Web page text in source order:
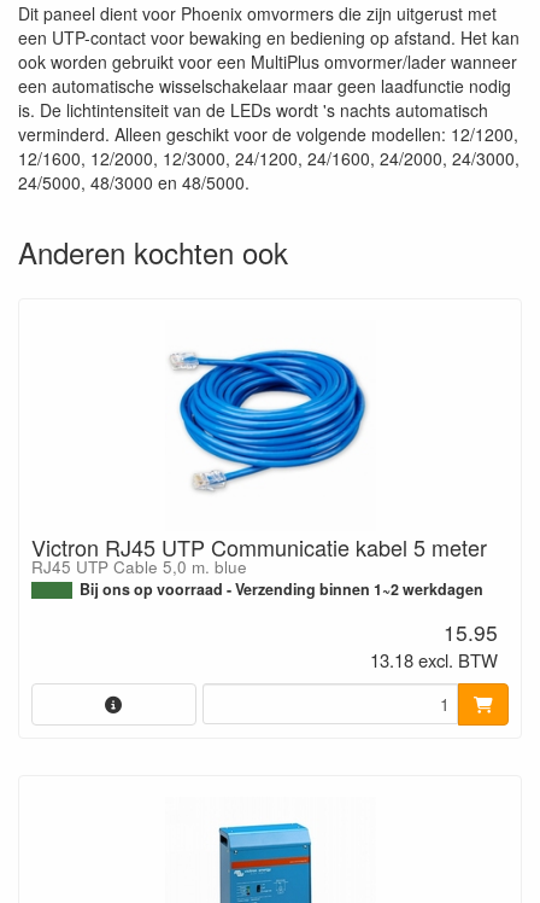
Dit paneel dient voor Phoenix omvormers die zijn uitgerust met
een UTP-contact voor bewaking en bediening op afstand. Het kan
ook worden gebruikt voor een MultiPlus omvormer/lader wanneer
een automatische wisselschakelaar maar geen laadfunctie nodig
is. De lichtintensiteit van de LEDs wordt 's nachts automatisch
verminderd. Alleen geschikt voor de volgende modellen: 12/1200,
12/1600, 12/2000, 12/3000, 24/1200, 24/1600, 24/2000, 24/3000,
24/5000, 48/3000 en 48/5000.
Anderen kochten ook
Victron RJ45 UTP Communicatie kabel 5 meter
RJ45 UTP Cable 5,0 m. blue
Bij ons op voorraad - Verzending binnen 1~2 werkdagen
15.95
13.18 excl. BTW